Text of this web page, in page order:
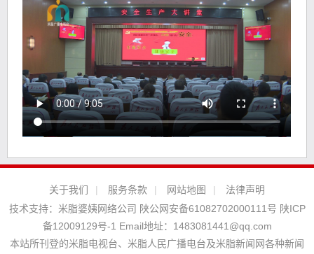
关于我们 | 服务条款 | 网站地图 |
法律声明
技术支持： 米脂婆姨网络公司 陕公网安备61082702000111号 陕ICP
备12009129号-1 Email地址： 1483081441@qq.com
本站所刊登的米脂电视台、米脂人民广播电台及米脂新闻网各种新闻